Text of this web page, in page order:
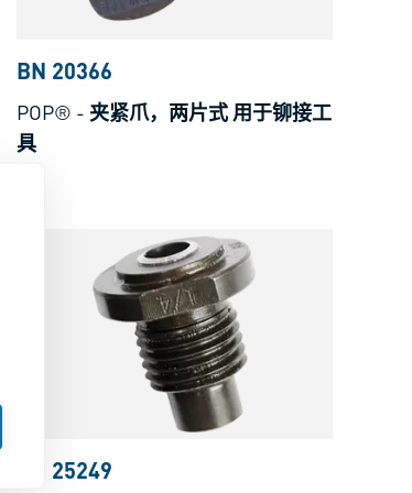
BN 20366
POP® - 夹紧爪，两片式 用于铆接工
具
BN 25249